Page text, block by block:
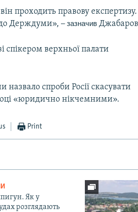
проходить правову експертизу.
Держдуми»,– зазначив
спікером верхньої палати
назвало спроби Росії скасувати
«юридично нікчемними».
Print
Як у
розглядають